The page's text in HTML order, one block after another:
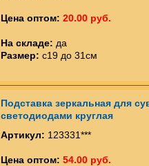
Цена оптом: 20.00 руб.
На складе: да
Размер: с19 до 31см
Подставка зеркальная для
светодиодами круглая
Артикул: 123331***
Цена оптом: 54.00 руб.